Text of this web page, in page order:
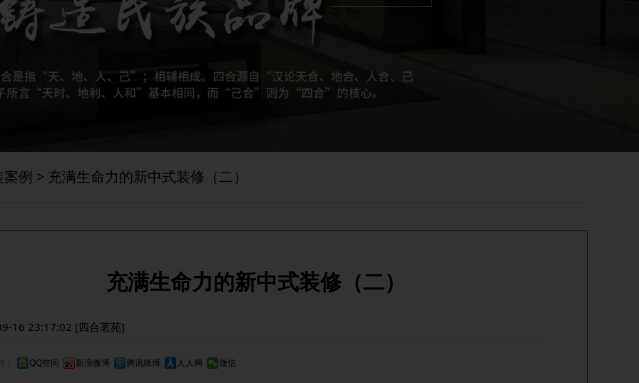
例 > 充满生命力的新中式装修（二）
充满生命力的新中式装修（二）
16 23:17:02 [四合茗苑]
QQ空间 新浪微博 腾讯微博 人人网 微信